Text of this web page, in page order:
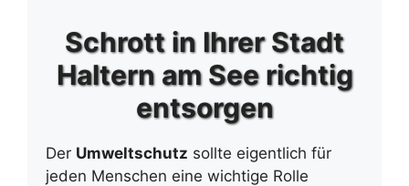
Schrott in Ihrer Stadt
Haltern am See richtig
entsorgen
Der Umweltschutz sollte eigentlich für
jeden Menschen eine wichtige Rolle